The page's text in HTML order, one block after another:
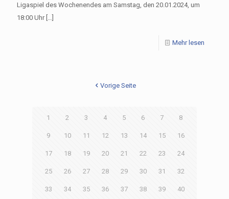
Ligaspiel des Wochenendes am Samstag, den 20.01.2024, um
18:00 Uhr[…]
Mehr lesen
Vorige Seite
1 2 3 4 5 6 7 8
9 10 11 12 13 14 15 16
17 18 19 20 21 22 23 24
25 26 27 28 29 30 31 32
33 34 35 36 37 38 39 40